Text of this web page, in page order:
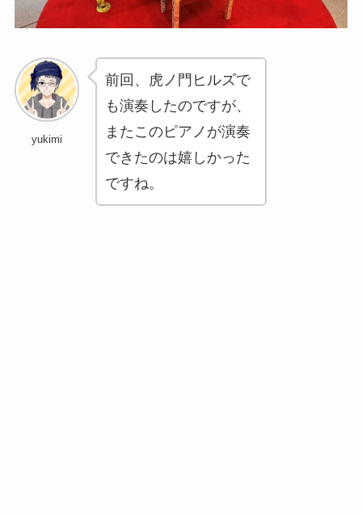
yukimi
前回、虎ノ門ヒルズで
も演奏したのですが、
またこのピアノが演奏
できたのは嬉しかった
ですね。